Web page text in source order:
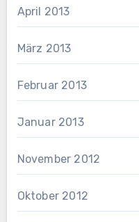
April 2013
März 2013
Februar 2013
Januar 2013
November 2012
Oktober 2012